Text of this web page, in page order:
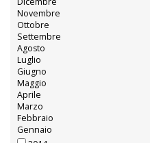
2016
Dicembre
Novembre
Ottobre
Settembre
Agosto
Luglio
Giugno
Maggio
Aprile
Marzo
Febbraio